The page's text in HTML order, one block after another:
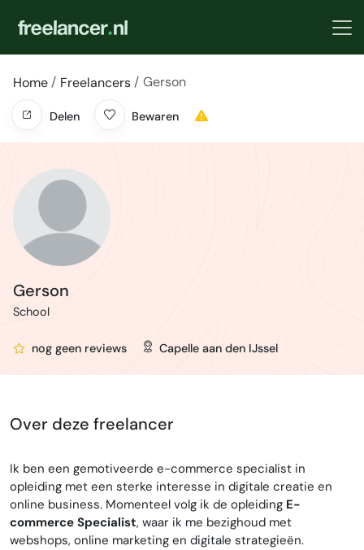
Home Freelancers Gerson
Delen Bewaren
Gerson
School
nog geen reviews Capelle aan den IJssel
Over deze freelancer
Ik ben een gemotiveerde e-commerce specialist in
opleiding met een sterke interesse in digitale creatie en
online business. Momenteel volg ik de opleiding E-
commerce Specialist, waar ik me bezighoud met
webshops, online marketing en digitale strategieën.